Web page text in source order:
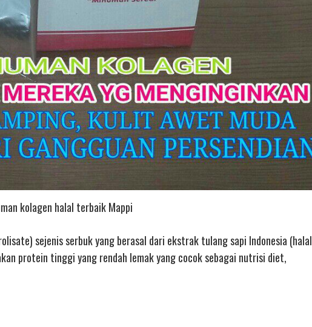
kolagen halal terbaik Mappi
sejenis serbuk yang berasal dari ekstrak tulang sapi Indonesia (halal
protein tinggi yang rendah lemak yang cocok sebagai nutrisi diet,